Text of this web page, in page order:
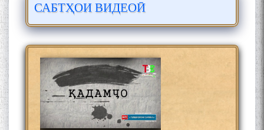
САБТҲОИ ВИДЕОӢ
ЛОҲУТӢ - ФИЛМИ
МУСТАНАД